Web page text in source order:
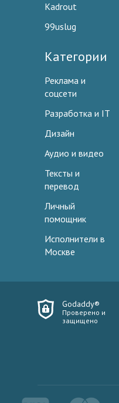
Kadrout
99uslug
Категории
Реклама и
соцсети
Разработка и IT
Дизайн
Аудио и видео
Тексты и
перевод
Личный
помощник
Исполнители в
Москве
Godaddy®
Проверено и
защищено